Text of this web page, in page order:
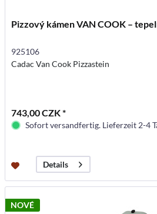
Pizzový kámen VAN COOK –
925106
Cadac Van Cook Pizzastein
743,00 CZK *
Sofort versandfertig. Lieferzeit 2-4
Details
NOVÉ